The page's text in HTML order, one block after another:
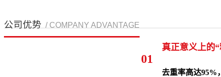
公司优势 / COMPANY ADVANTAGE
01
真正意义上的
去重率高达95%